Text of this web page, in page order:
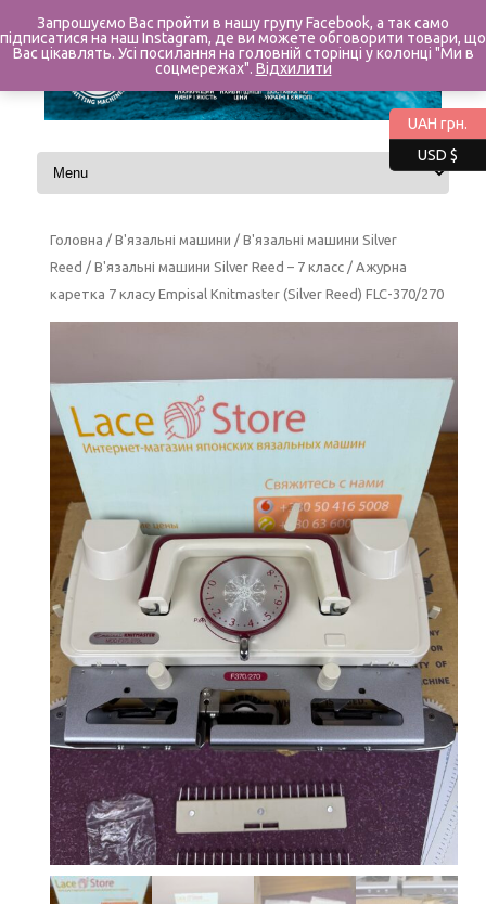
Перейти до контенту
Головна / В'язальні машини / В'язальні машини Silver
Reed / В'язальні машини Silver Reed – 7 класс / Ажурна
каретка 7 класу Empisal Knitmaster (Silver Reed) FLC-370/270
UAH грн.
USD $
Запрошуємо Вас пройти в нашу групу Facebook, а так само
підписатися на наш Instagram, де ви можете обговорити товари, що
Вас цікавлять. Усі посилання на головній сторінці у колонці "Ми в
соцмережах". Відхилити